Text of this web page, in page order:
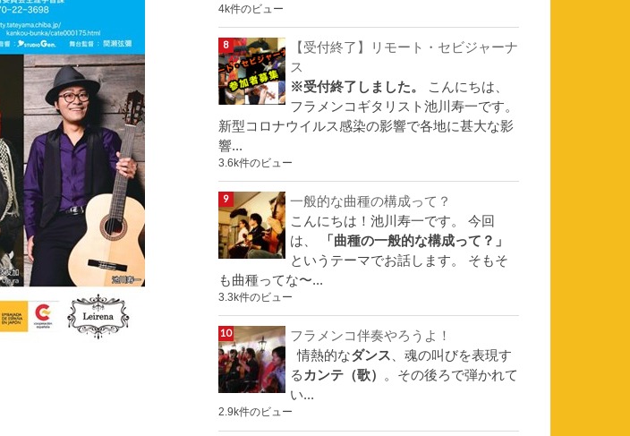
4k件のビュー
【受付終了】リモート・セビジャーナ
ス
※受付終了しました。
こんにちは、
フラメンコギタリスト池川寿一です。
新型コロナウイルス感染の影響で各地に甚大な影
響...
3.6k件のビュー
一般的な曲種の構成って？
こんにちは！池川寿一です。 今回
は、
「曲種の一般的な構成って？」
というテーマでお話します。 そもそ
も曲種ってな〜...
3.3k件のビュー
フラメンコ伴奏やろうよ！
情熱的なダンス、魂の叫びを表現す
るカンテ（歌） 。その後ろで弾かれて
い...
2.9k件のビュー